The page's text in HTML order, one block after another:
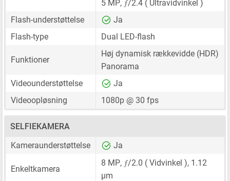
5 MP, ƒ/2.4 ( Ultravidvinkel )
Flash-understøttelse
Ja
Flash-type
Dual LED-flash
Funktioner
Høj dynamisk rækkevidde (HDR)
Panorama
Videounderstøttelse
Ja
Videoopløsning
1080p @ 30 fps
SELFIEKAMERA
Kameraunderstøttelse
Ja
Enkeltkamera
8 MP, ƒ/2.0 ( Vidvinkel ), 1.12
μm